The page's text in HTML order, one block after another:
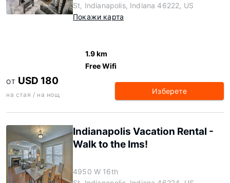
St, Indianapolis, Indiana 46222, US
Покажи карта
1.9 km
Free Wifi
ОТ USD 180
на стая / на нощ Изберете
Indianapolis Vacation Rental -
Walk to the Ims!
4950 W 16th